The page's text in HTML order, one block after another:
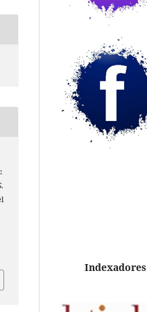
Indexadores